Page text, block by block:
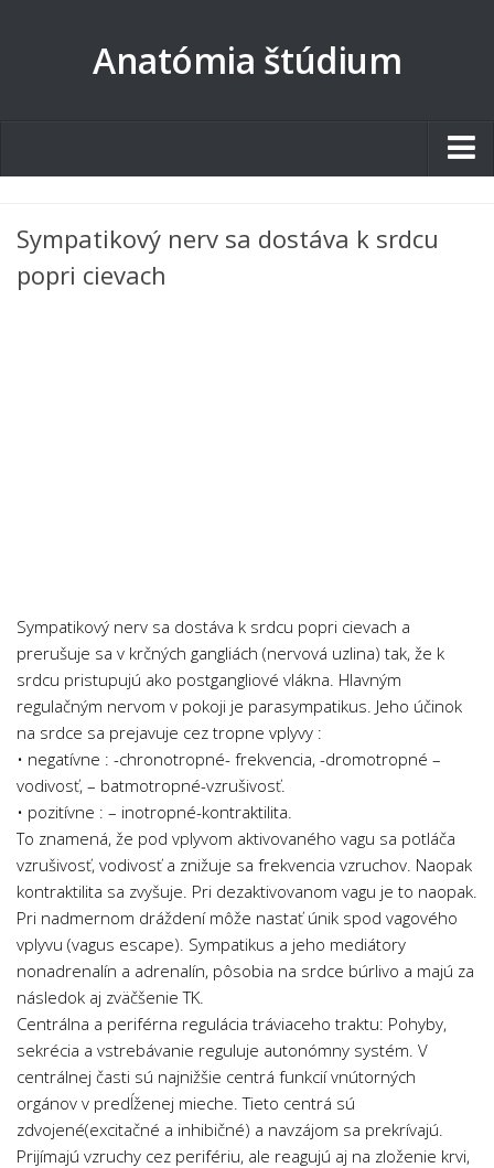
Anatómia štúdium
Tematické okruhy
Angličtina
Ekonomie
Fyzika
Informatika
Jazyky
Management
Marketing
Němčina
Občanská nauka
Právo
Psychologie a Sociologie
Společenské vědy
Technika
Účetnictví
Zdravotnictví
Sympatikový nerv sa dostáva k srdcu
popri cievach
Sympatikový nerv sa dostáva k srdcu popri cievach a
prerušuje sa v krčných gangliách (nervová uzlina) tak, že k
srdcu pristupujú ako postgangliové vlákna. Hlavným
regulačným nervom v pokoji je parasympatikus. Jeho účinok
na srdce sa prejavuje cez tropne vplyvy :
• negatívne : -chronotropné- frekvencia, -dromotropné –
vodivosť, – batmotropné-vzrušivosť.
• pozitívne : – inotropné-kontraktilita.
To znamená, že pod vplyvom aktivovaného vagu sa potláča
vzrušivosť, vodivosť a znižuje sa frekvencia vzruchov. Naopak
kontraktilita sa zvyšuje. Pri dezaktivovanom vagu je to naopak.
Pri nadmernom dráždení môže nastať únik spod vagového
vplyvu (vagus escape). Sympatikus a jeho mediátory
nonadrenalín a adrenalín, pôsobia na srdce búrlivo a majú za
následok aj zväčšenie TK.
Centrálna a periférna regulácia tráviaceho traktu: Pohyby,
sekrécia a vstrebávanie reguluje autonómny systém. V
centrálnej časti sú najnižšie centrá funkcií vnútorných
orgánov v predĺženej mieche. Tieto centrá sú
zdvojené(excitačné a inhibičné) a navzájom sa prekrívajú.
Prijímajú vzruchy cez perifériu, ale reagujú aj na zloženie krvi,